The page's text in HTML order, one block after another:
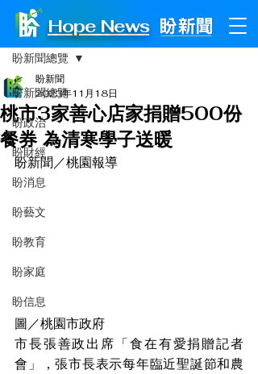
Hope News
文章
盼新聞總覽
盼政治
盼財經
盼消息
盼藝文
盼教育
盼家庭
盼信息
盼新聞總覽
桃市3家善心店家捐贈500份
餐券 為清寒學子送暖
盼新聞
2023年11月18日
盼新聞／桃園報導
圖／桃園市政府
市長張善政出席「食在有愛捐贈記者
會」，張市長表示每年臨近聖誕節和農